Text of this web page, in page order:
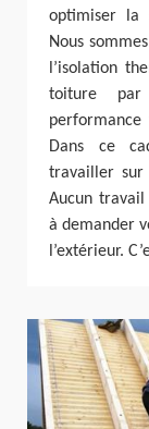
optimiser la
Nous
l’isolation
toiture par
Dans ce
travailler sur
Aucun travail
à demander
l’extérieur.